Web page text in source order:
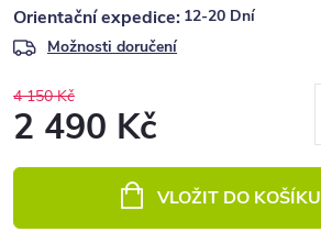
12-20 Dní
Možnosti doručení
4 150 Kč
2 490 Kč
VLOŽIT DO KOŠÍKU